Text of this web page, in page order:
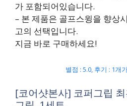
가 포함되어있습니다.
– 본 제품은 골프스윙을 향상
고의 선택입니다.
지금 바로 구매하세요!
별점 : 5.0, 후기 : 1개
[코어샷본사] 코퍼그립